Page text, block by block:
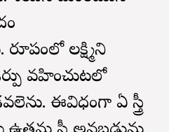
లక్ష్మిని
వహించుటలో
ఈవిధంగా ఏ స్త్రీ